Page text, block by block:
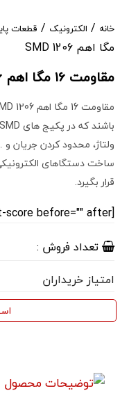
خانه / الکترونیک / قطعات
مگا اهم SMD 1206
مقاومت 16 مگا اهم SMD 1206
ولتاژ، محدود کردن جریان
ساخت دستگاهای
قرار بگیرد.
[avans-product-score before="" after="امتیاز ربوکلاب"]
تعداد فروش :
امتیاز خریداران